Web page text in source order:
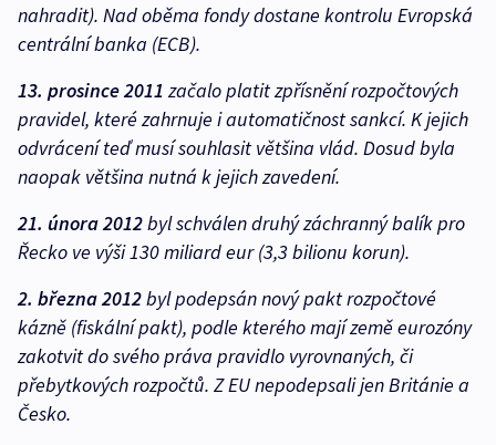
nahradit). Nad oběma fondy dostane kontrolu Evropská
centrální banka (ECB).
13. prosince 2011 začalo platit zpřísnění rozpočtových
pravidel, které zahrnuje i automatičnost sankcí. K jejich
odvrácení teď musí souhlasit většina vlád. Dosud byla
naopak většina nutná k jejich zavedení.
21. února 2012byl schválen druhý záchranný balík pro
Řecko ve výši 130 miliard eur (3,3 bilionu korun).
2. března 2012byl podepsán nový pakt rozpočtové
kázně (fiskální pakt), podle kterého mají země eurozóny
zakotvit do svého práva pravidlo vyrovnaných, či
přebytkových rozpočtů. Z EU nepodepsali jen Británie a
Česko.